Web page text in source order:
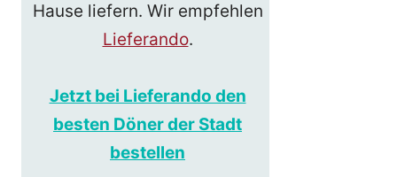
Hause liefern. Wir empfehlen
Lieferando.
Jetzt bei Lieferando den
besten Döner der Stadt
bestellen